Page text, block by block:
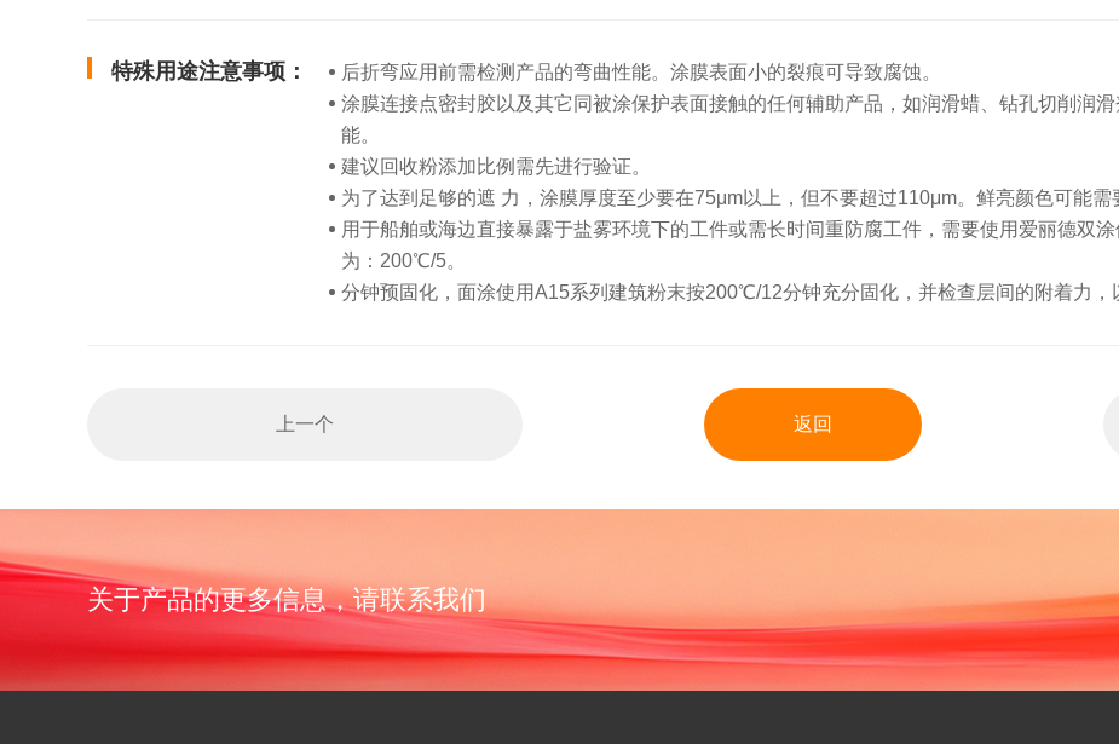
特殊用途注意事项：
后折弯应用前需检测产品的弯曲性能。涂膜表面小的裂痕可导致腐蚀。
涂膜连接点密封胶以及其它同被涂保护表面接触的任何辅助产品，如润滑蜡、钻孔切削润
能。
建议回收粉添加比例需先进行验证。
为了达到足够的遮 力，涂膜厚度至少要在75μm以上，但不要超过110μm。鲜亮颜色可能需
用于船舶或海边直接暴露于盐雾环境下的工件或需长时间重防腐工件，需要使用爱丽德双
为：200℃/5。
分钟预固化，面涂使用A15系列建筑粉末按200℃/12分钟充分固化，并检查层间的附着力，
上一个 返回
关于产品的更多信息，请联系我们